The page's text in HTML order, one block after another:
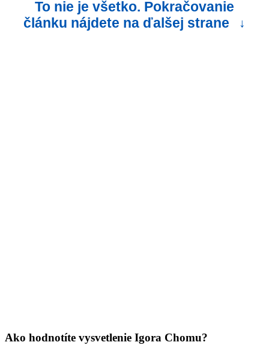
To nie je všetko. Pokračovanie
článku nájdete na ďalšej strane
↓
Ako hodnotíte vysvetlenie Igora Chomu?